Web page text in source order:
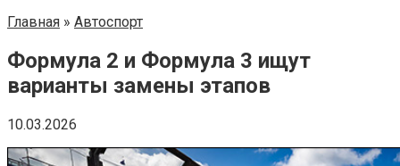
Главная » Автоспорт
Формула 2 и Формула 3 ищут
варианты замены этапов
10.03.2026